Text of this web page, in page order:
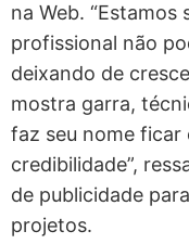
na Web. “Estamos
profissional não
deixando de
mostra garra,
faz seu nome ficar
credibilidade”,
de publicidade
projetos.